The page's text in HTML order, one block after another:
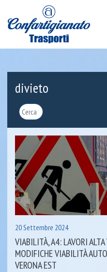
divieto
20 Settembre 2024
VIABILITÀ, A4: LAVORI
MODIFICHE VIABILITÀ
VERONA EST